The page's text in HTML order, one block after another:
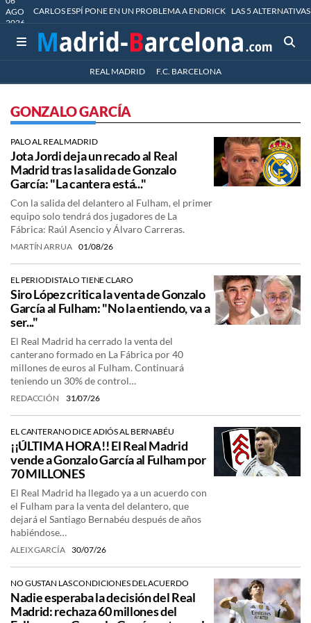
AGO
2026
CARLOS ESPÍ PONE EN UN PROBLEMA A ENDRICK LAS 5
REAL MADRID F.C. BARCELONA
GONZALO GARCÍA
PALO AL REAL MADRID
Jota Jordi deja un recado al Real
Madrid tras la salida de Gonzalo
García: "La cantera está..."
Con la salida del delantero al Fulham, el primer
equipo solo tendrá dos jugadores de La
Fábrica: Raúl Asencio y Álvaro Carreras.
MARTÍN ARRUA 01/08/26
EL PERIODISTA LO TIENE CLARO
Siro López critica la venta de Gonzalo
García al Fulham: "No la entiendo, va a
ser..."
El Real Madrid ha cerrado la venta del
canterano formado en La Fábrica por 40
millones de euros al Fulham. Continuará
teniendo un 30% de control…
REDACCIÓN 31/07/26
EL CANTERANO DICE ADIÓS AL BERNABÉU
¡¡ÚLTIMA HORA!! El Real Madrid
vende a Gonzalo García al Fulham por
70 MILLONES
El Real Madrid ha llegado ya a un acuerdo con
el Fulham para la venta del delantero, que
dejará el Santiago Bernabéu después de años
habiéndose…
ALEIX GARCÍA 30/07/26
NO GUSTAN LAS CONDICIONES DEL ACUERDO
Nadie esperaba la decisión del Real
Madrid: rechaza 60 millones del